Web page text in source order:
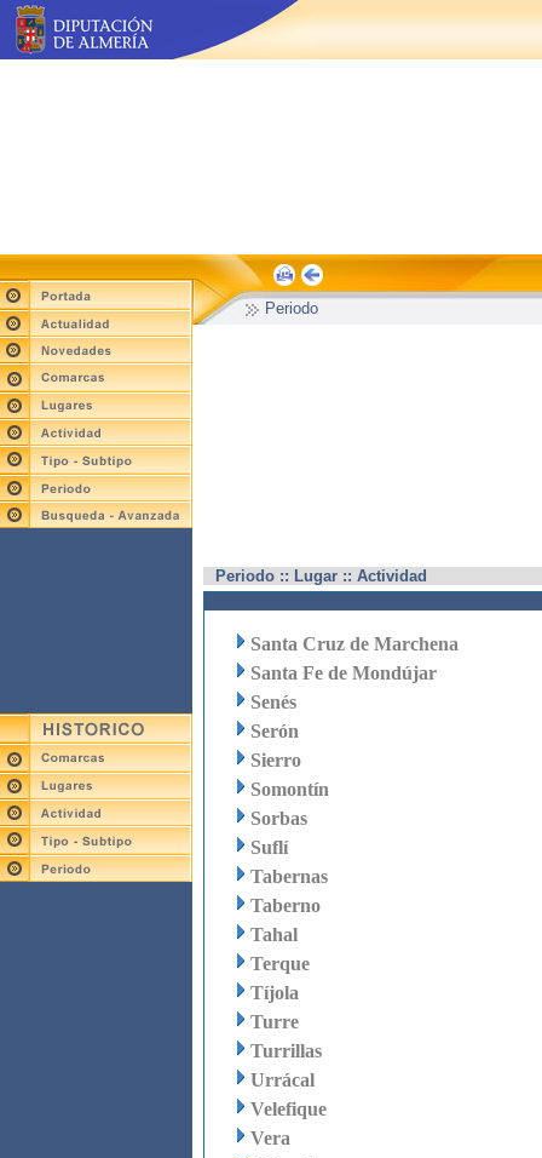
Periodo
Periodo :: Lugar :: Actividad
Santa Cruz de Marchena
Santa Fe de Mondújar
Senés
Serón
Sierro
Somontín
Sorbas
Suflí
Tabernas
Taberno
Tahal
Terque
Tíjola
Turre
Turrillas
Urrácal
Velefique
Vera